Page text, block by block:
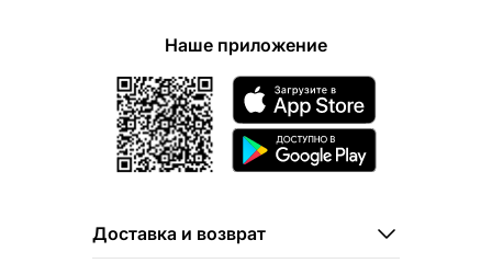
Наше приложение
Доставка и возврат